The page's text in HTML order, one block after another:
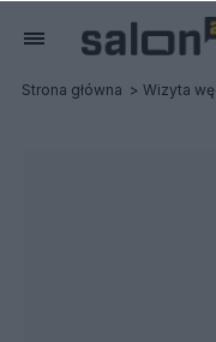
Strona główna Wizyta